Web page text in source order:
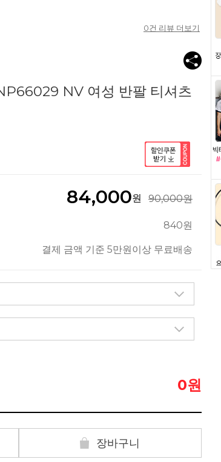
0건 리뷰 더보기
NV 여성 반팔 티셔츠
84,000원 90,000원
840원
결제 금액 기준 5만원이상 무료배송
0원
장바구니